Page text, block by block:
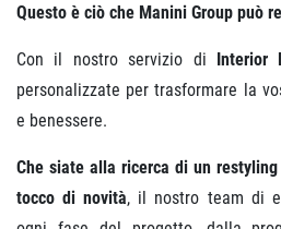
Questo è ciò che Manini Group può
Con il nostro servizio di Interior
personalizzate per trasformare la
e benessere.
Che siate alla ricerca di un
tocco di novità, il nostro team di